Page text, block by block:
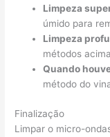
Limpeza
úmido para
Limpeza
métodos
Quando
método do
Finalização
Limpar o micro-